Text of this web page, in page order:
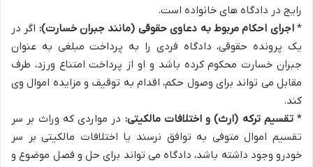
رایج در دادگاه های خانواده است.
*اجرای احکام مربوط به دعاوی حقوقی (مانند جبران خسارت): اگر در
یک پرونده حقوقی، دادگاه فردی را به پرداخت مبلغی به عنوان
جبران خسارت محکوم کرده باشد و او از پرداخت امتناع ورزد، طرف
مقابل می تواند برای وصول حکم، اقدام به توقیف و مزایده اموال وی
کند.
*تقسیم ترکه (ارث) و اختلافات مالکیتی: در مواردی که وراث بر سر
تقسیم اموال متوفی به توافق نرسند یا اختلافات مالکیتی بر سر
خودرو وجود داشته باشد، دادگاه می تواند برای حل و فصل موضوع و